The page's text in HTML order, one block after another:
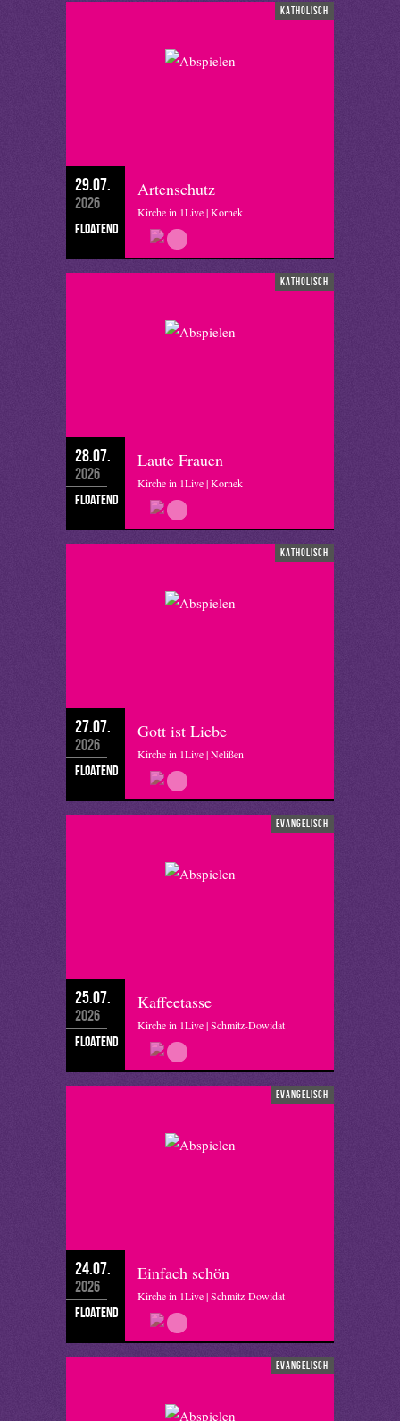
katholisch
29.07.
2026
floatend
Artenschutz
Kirche in 1Live | Kornek
katholisch
28.07.
2026
floatend
Laute Frauen
Kirche in 1Live | Kornek
katholisch
27.07.
2026
floatend
Gott ist Liebe
Kirche in 1Live | Nelißen
evangelisch
25.07.
2026
floatend
Kaffeetasse
Kirche in 1Live | Schmitz-Dowidat
evangelisch
24.07.
2026
floatend
Einfach schön
Kirche in 1Live | Schmitz-Dowidat
evangelisch